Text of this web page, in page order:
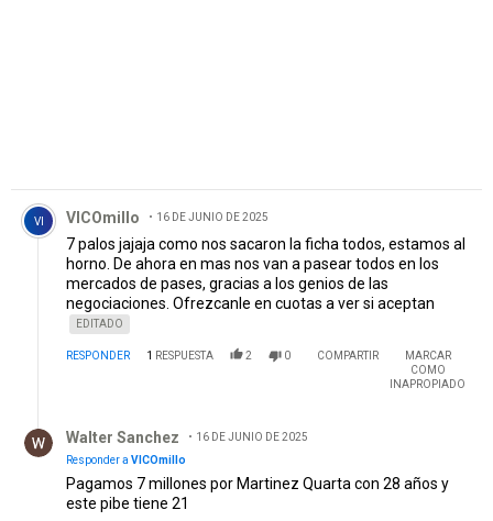
Comentario de VICOmillo.
VI VICOmillo 16 DE JUNIO DE 2025
7 palos jajaja como nos sacaron la ficha todos, estamos al
horno. De ahora en mas nos van a pasear todos en los
mercados de pases, gracias a los genios de las
negociaciones. Ofrezcanle en cuotas a ver si aceptan
EDITADO
RESPONDER 1 RESPUESTA 2 0 COMPARTIR
MARCAR
COMO
INAPROPIADO
Walter Sanchez
16 DE JUNIO DE 2025
Responder a VICOmillo
Pagamos 7 millones por Martinez Quarta con 28 años y
este pibe tiene 21